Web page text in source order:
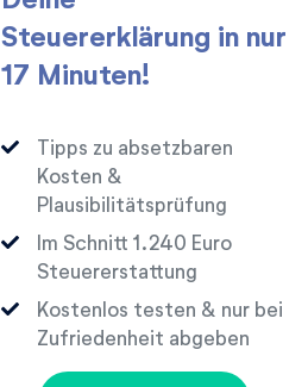
Steuererklärung in nur
17 Minuten!
Tipps zu absetzbaren
Kosten &
Plausibilitätsprüfung
Im Schnitt
Euro
Steuererstattung
Kostenlos testen & nur bei
Zufriedenheit abgeben